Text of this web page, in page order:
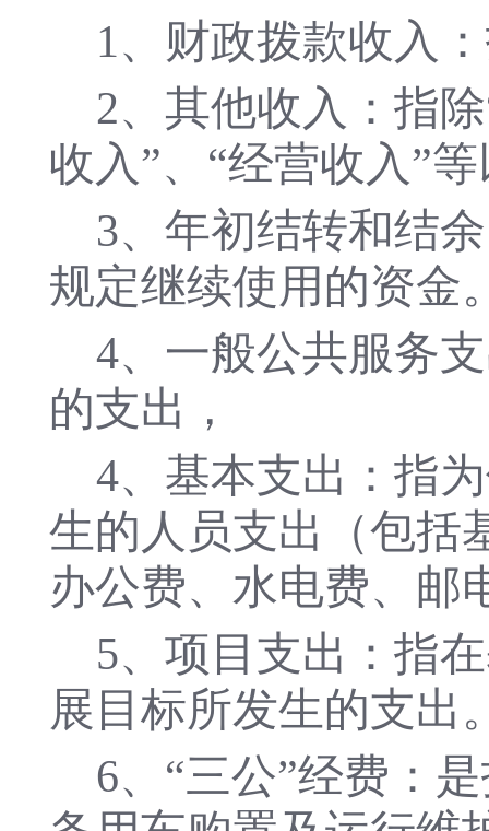
1、财政拨款收入
2、其他收入：指
收入”、“经营收入”
3、年初结转和结
规定继续使用的资金
4、一般公共服务
的支出，
4、基本支出：指
生的人员支出（包括
办公费、水电费、邮
5、项目支出：指
展目标所发生的支出
6、 “三公”经费：